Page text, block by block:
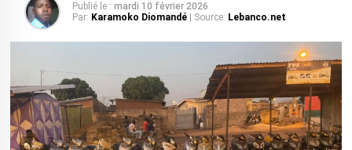
Publié le : mardi 10 février 2026
Par: Karamoko Diomandé | Source: Lebanco.net